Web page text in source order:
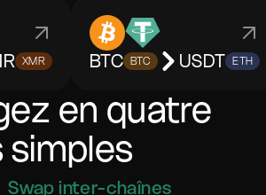
XMR BTC BTC USDT ETH
en quatre
Swap inter-chaînes